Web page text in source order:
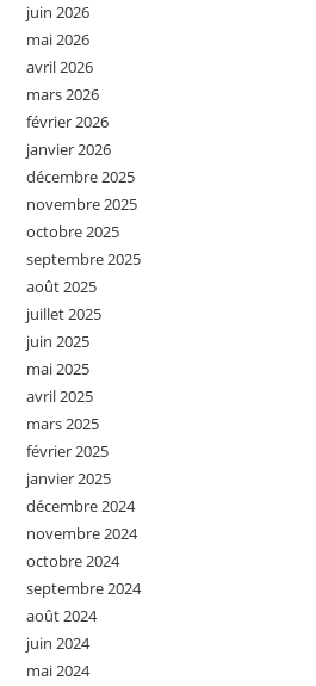
juin 2026
mai 2026
avril 2026
mars 2026
février 2026
janvier 2026
décembre 2025
novembre 2025
octobre 2025
septembre 2025
août 2025
juillet 2025
juin 2025
mai 2025
avril 2025
mars 2025
février 2025
janvier 2025
décembre 2024
novembre 2024
octobre 2024
septembre 2024
août 2024
juin 2024
mai 2024